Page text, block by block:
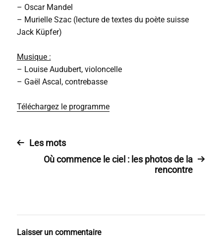
– Oscar Mandel
– Murielle Szac (lecture de textes du poète suisse
Jack Küpfer)
Musique :
– Louise Audubert, violoncelle
– Gaël Ascal, contrebasse
Téléchargez le programme
Les mots
Où commence le ciel : les photos de la
rencontre
Laisser un commentaire